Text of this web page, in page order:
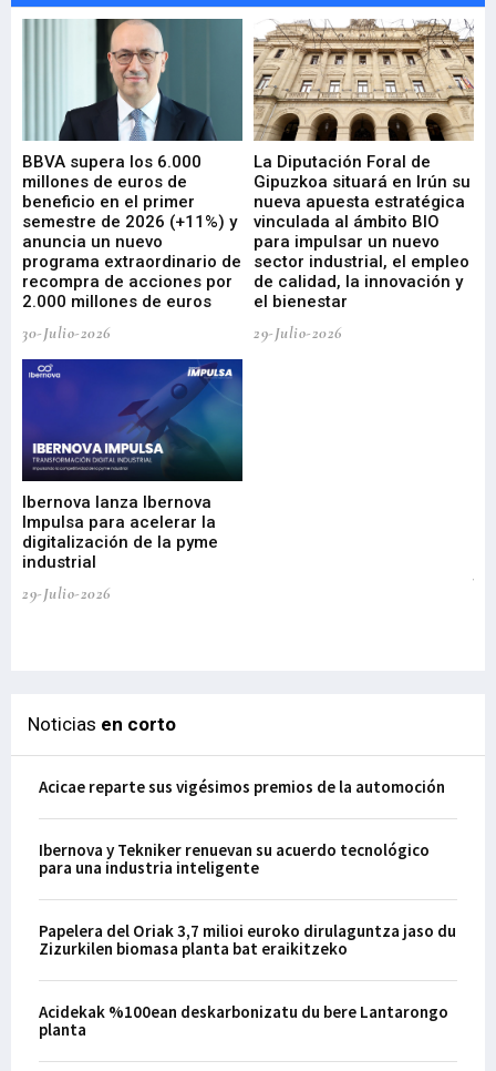
BBVA supera los 6.000
millones de euros de
beneficio en el primer
semestre de 2026 (+11%) y
anuncia un nuevo
programa extraordinario de
recompra de acciones por
2.000 millones de euros
30-Julio-2026
La Diputación Foral de
Gipuzkoa situará en Irún su
nueva apuesta estratégica
vinculada al ámbito BIO
para impulsar un nuevo
sector industrial, el empleo
de calidad, la innovación y
el bienestar
29-Julio-2026
Ibernova lanza Ibernova
Impulsa para acelerar la
digitalización de la pyme
industrial
29-Julio-2026
Noticias en corto
Acicae reparte sus vigésimos premios de la automoción
Ibernova y Tekniker renuevan su acuerdo tecnológico
para una industria inteligente
Papelera del Oriak 3,7 milioi euroko dirulaguntza jaso du
Zizurkilen biomasa planta bat eraikitzeko
Acidekak %100ean deskarbonizatu du bere Lantarongo
planta